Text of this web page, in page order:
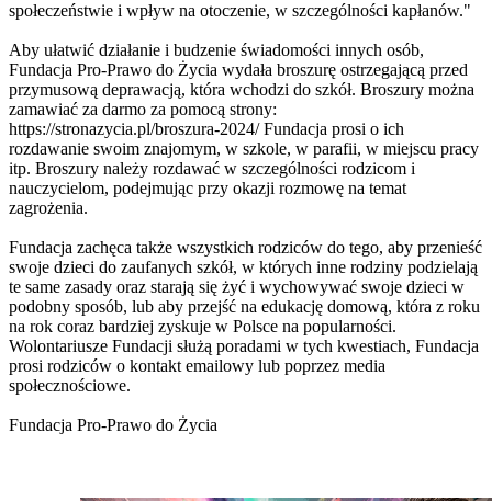
społeczeństwie i wpływ na otoczenie, w szczególności kapłanów."
Aby ułatwić działanie i budzenie świadomości innych osób,
Fundacja Pro-Prawo do Życia wydała broszurę ostrzegającą przed
przymusową deprawacją, która wchodzi do szkół. Broszury można
zamawiać za darmo za pomocą strony:
https://stronazycia.pl/broszura-2024/ Fundacja prosi o ich
rozdawanie swoim znajomym, w szkole, w parafii, w miejscu pracy
itp. Broszury należy rozdawać w szczególności rodzicom i
nauczycielom, podejmując przy okazji rozmowę na temat
zagrożenia.
Fundacja zachęca także wszystkich rodziców do tego, aby przenieść
swoje dzieci do zaufanych szkół, w których inne rodziny podzielają
te same zasady oraz starają się żyć i wychowywać swoje dzieci w
podobny sposób, lub aby przejść na edukację domową, która z roku
na rok coraz bardziej zyskuje w Polsce na popularności.
Wolontariusze Fundacji służą poradami w tych kwestiach, Fundacja
prosi rodziców o kontakt emailowy lub poprzez media
społecznościowe.
Fundacja Pro-Prawo do Życia